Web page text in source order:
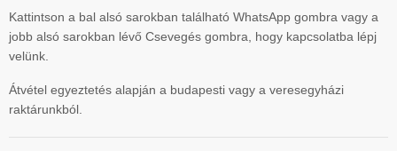
Kattintson a bal alsó sarokban található WhatsApp gombra vagy a
jobb alsó sarokban lévő Csevegés gombra, hogy kapcsolatba lépj
velünk.
Átvétel egyeztetés alapján a budapesti vagy a veresegyházi
raktárunkból.